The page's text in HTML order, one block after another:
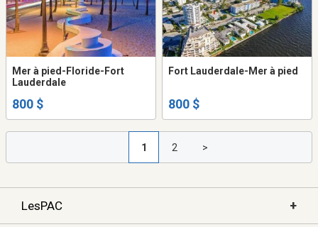
Mer à pied-Floride-Fort
Lauderdale
800 $
Fort Lauderdale-Mer à pied
800 $
1 2 >
LesPAC +